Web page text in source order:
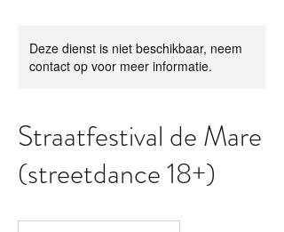
Deze dienst is niet beschikbaar, neem
contact op voor meer informatie.
Straatfestival de Mare
(streetdance 18+)